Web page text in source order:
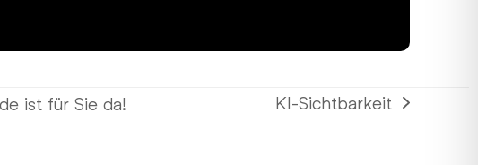
ist für Sie da!
Nächster
KI-Sichtbarkeit